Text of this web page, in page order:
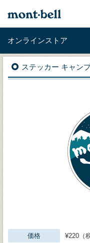
オンラインストア
ステッカー キャン
価格 ¥220（